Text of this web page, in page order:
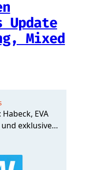
Update
Mixed